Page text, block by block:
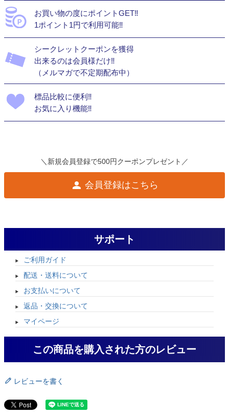
お買い物の度にポイントGET‼
1ポイント1円で利用可能‼
シークレットクーポンを獲得
出来るのは会員様だけ‼
（メルマガで不定期配布中）
標品比較に便利‼
お気に入り機能‼
＼新規会員登録で500円クーポンプレゼント／
会員登録はこちら
サポート
ご利用ガイド
配送・送料について
お支払いについて
返品・交換について
マイページ
この商品を購入された方のレビュー
レビューを書く